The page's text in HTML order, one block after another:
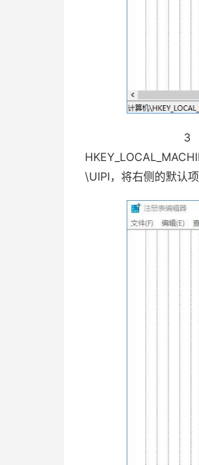
3、
\UIPI，将右侧的默认项